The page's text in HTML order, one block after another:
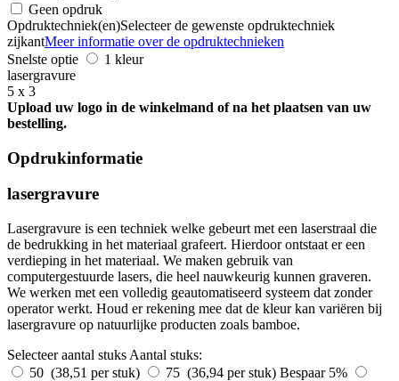
Geen opdruk
Opdruktechniek(en)Selecteer de gewenste opdruktechniek
zijkantMeer informatie over de opdruktechnieken
Snelste optie
1 kleur
lasergravure
5 x 3
Upload uw logo in de winkelmand of na het plaatsen van uw
bestelling.
Opdrukinformatie
lasergravure
Lasergravure is een techniek welke gebeurt met een laserstraal die
de bedrukking in het materiaal grafeert. Hierdoor ontstaat er een
verdieping in het materiaal. We maken gebruik van
computergestuurde lasers, die heel nauwkeurig kunnen graveren.
We werken met een volledig geautomatiseerd systeem dat zonder
operator werkt. Houd er rekening mee dat de kleur kan variëren bij
lasergravure op natuurlijke producten zoals bamboe.
Selecteer aantal stuks Aantal stuks:
50 (38,51 per stuk)
75 (36,94 per stuk) Bespaar 5%